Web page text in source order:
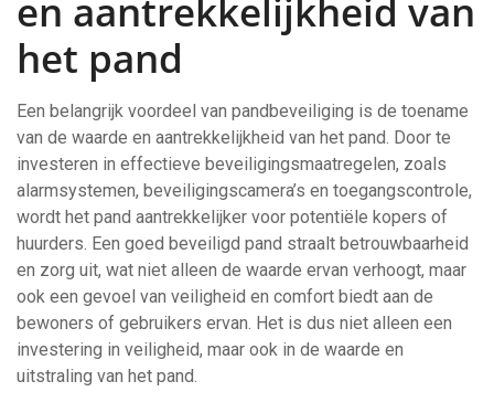
en aantrekkelijkheid van
het pand
Een belangrijk voordeel van pandbeveiliging is de toename
van de waarde en aantrekkelijkheid van het pand. Door te
investeren in effectieve beveiligingsmaatregelen, zoals
alarmsystemen, beveiligingscamera’s en toegangscontrole,
wordt het pand aantrekkelijker voor potentiële kopers of
huurders. Een goed beveiligd pand straalt betrouwbaarheid
en zorg uit, wat niet alleen de waarde ervan verhoogt, maar
ook een gevoel van veiligheid en comfort biedt aan de
bewoners of gebruikers ervan. Het is dus niet alleen een
investering in veiligheid, maar ook in de waarde en
uitstraling van het pand.